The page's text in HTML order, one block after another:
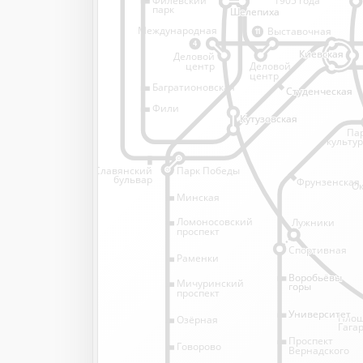
4
11
Лужники
Деловой
центр
Шелепиха
Шелепиха
Минская
Ломоносовский
проспект
Раменки
Парк Победы
парк
Багратионовская
Фили
Международная
Спортивная
Спортивная
Фрунзенская
Славянский
бульвар
Выставочная
Проспект
Вернадского
Деловой
центр
Киевская
Киевская
Студенческая
Студенческая
Кутузовская
Кутузовская
Воробьёвы
горы
Воробьёвы
горы
Университет
Университет
Говорово
Озёрная
Мичуринский
проспект